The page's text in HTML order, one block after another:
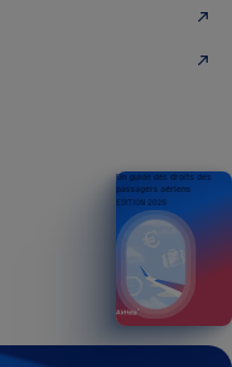
Un guide des droits des
passagers aériens
ÉDITION 2026